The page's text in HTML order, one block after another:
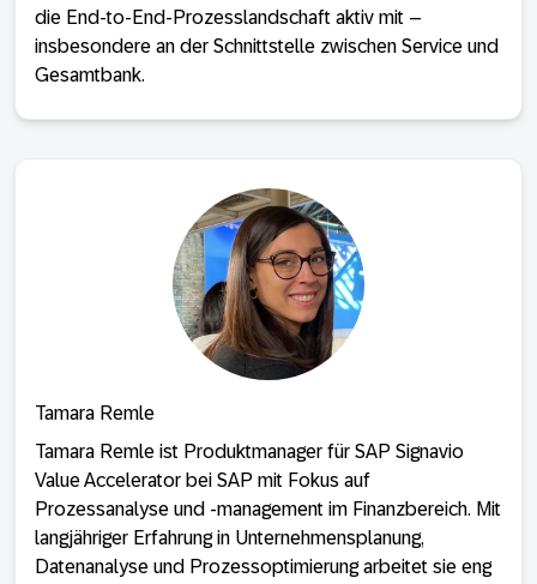
die End-to-End-Prozesslandschaft aktiv mit –
insbesondere an der Schnittstelle zwischen Service und
Gesamtbank.
Tamara Remle
Tamara Remle ist Produktmanager für SAP Signavio
Value Accelerator bei SAP mit Fokus auf
Prozessanalyse und -management im Finanzbereich. Mit
langjähriger Erfahrung in Unternehmensplanung,
Datenanalyse und Prozessoptimierung arbeitet sie eng